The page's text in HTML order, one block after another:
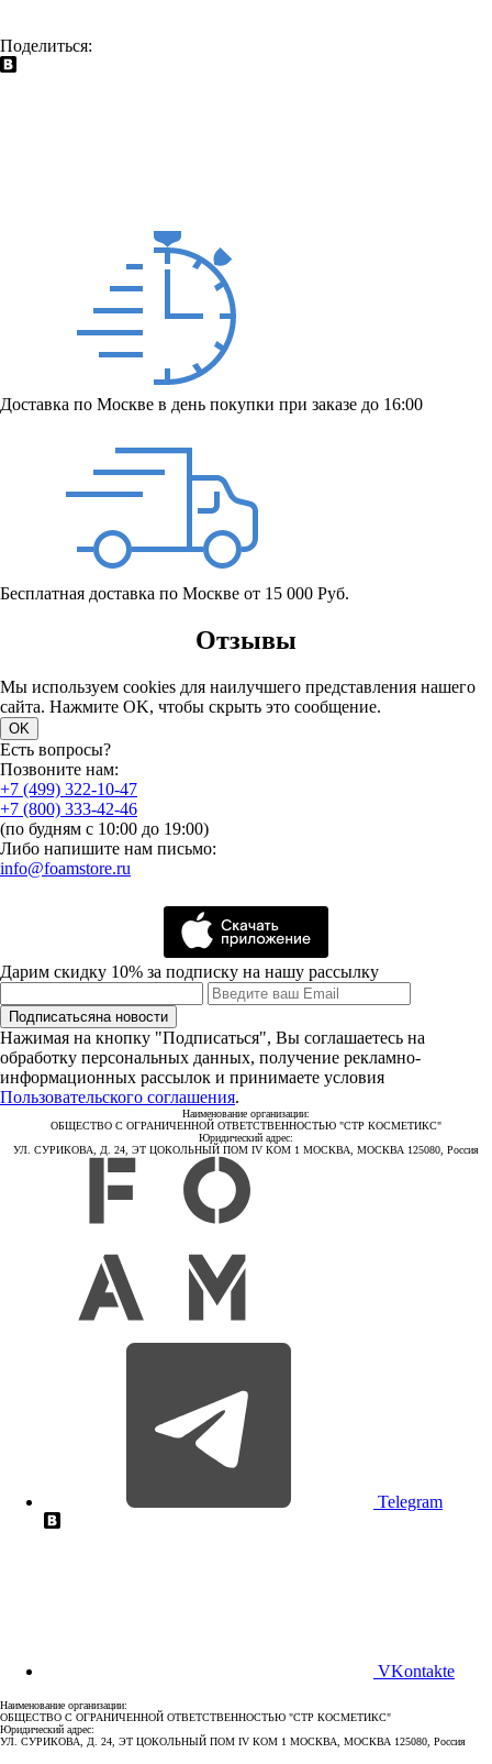
Поделиться:
Доставка по Москве в день покупки при заказе до 16:00
Бесплатная доставка по Москве от 15 000 Руб.
Отзывы
Мы используем cookies для наилучшего представления нашего
сайта. Нажмите OK, чтобы скрыть это сообщение.
OK
Есть вопросы?
Позвоните нам:
+7 (499) 322-10-47
+7 (800) 333-42-46
(по будням с 10:00 до 19:00)
Либо напишите нам письмо:
info@foamstore.ru
Дарим скидку 10% за подписку на нашу рассылку
Подписатьсяна новости
Нажимая на кнопку "Подписаться", Вы соглашаетесь на
обработку персональных данных, получение рекламно-
информационных рассылок и принимаете условия
Пользовательского соглашения.
Наименование организации:
ОБЩЕСТВО С ОГРАНИЧЕННОЙ ОТВЕТСТВЕННОСТЬЮ "СТР КОСМЕТИКС"
Юридический адрес:
УЛ. СУРИКОВА, Д. 24, ЭТ ЦОКОЛЬНЫЙ ПОМ IV КОМ 1 МОСКВА, МОСКВА 125080, Россия
Telegram
VKontakte
Наименование организации:
ОБЩЕСТВО С ОГРАНИЧЕННОЙ ОТВЕТСТВЕННОСТЬЮ "СТР КОСМЕТИКС"
Юридический адрес:
УЛ. СУРИКОВА, Д. 24, ЭТ ЦОКОЛЬНЫЙ ПОМ IV КОМ 1 МОСКВА, МОСКВА 125080, Россия